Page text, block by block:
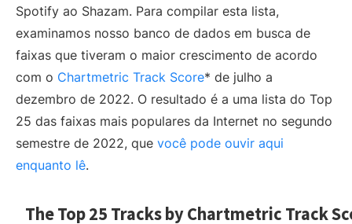
Spotify ao Shazam. Para compilar esta lista,
examinamos nosso banco de dados em busca de
faixas que tiveram o maior crescimento de acordo
com o Chartmetric Track Score* de julho a
dezembro de 2022. O resultado é a uma lista do Top
25 das faixas mais populares da Internet no segundo
semestre de 2022, que você pode ouvir aqui
enquanto lê.